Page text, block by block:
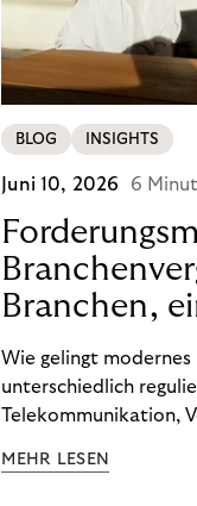
BLOG INSIGHTS
Juni 10, 2026 6
Branchen,
Wie gelingt modernes
unterschiedlich
Telekommunikation,
wirksam reduzieren
MEHR LESEN